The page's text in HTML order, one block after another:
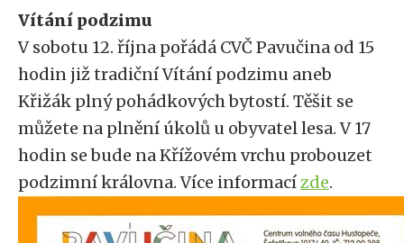
Vítání podzimu
V sobotu 12. října pořádá CVČ Pavučina od 15
hodin již tradiční Vítání podzimu aneb
Křižák plný pohádkových bytostí. Těšit se
můžete na plnění úkolů u obyvatel lesa. V 17
hodin se bude na Křížovém vrchu probouzet
podzimní královna. Více informacízde.